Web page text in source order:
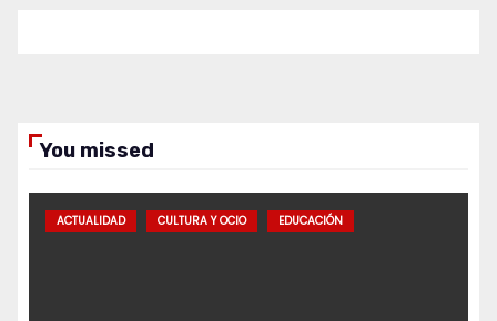
You missed
ACTUALIDAD CULTURA Y OCIO EDUCACIÓN